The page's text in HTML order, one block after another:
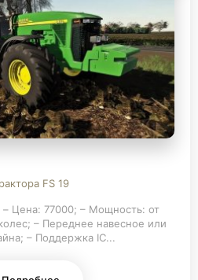
FS 19
Цена: 77000; – Мощность: от
– Переднее навесное или
– Поддержка IC...